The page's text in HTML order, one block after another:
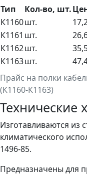
Прайс на полки
(К1160-К1163)
Тип Кол-во, шт.
К1160шт.
К1161 шт.
К1162шт.
К1163шт.
Технические
Изготавливаются из
климатического
1496-85.
Предназначены для